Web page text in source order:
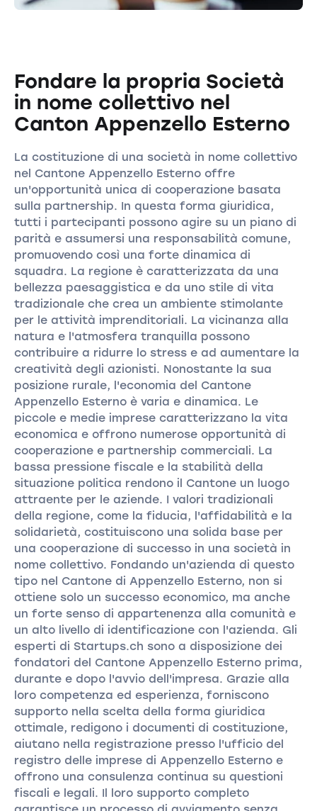
Fondare la propria Società
in nome collettivo nel
Canton Appenzello Esterno
La costituzione di una società in nome collettivo
nel Cantone Appenzello Esterno offre
un'opportunità unica di cooperazione basata
sulla partnership. In questa forma giuridica,
tutti i partecipanti possono agire su un piano di
parità e assumersi una responsabilità comune,
promuovendo così una forte dinamica di
squadra. La regione è caratterizzata da una
bellezza paesaggistica e da uno stile di vita
tradizionale che crea un ambiente stimolante
per le attività imprenditoriali. La vicinanza alla
natura e l'atmosfera tranquilla possono
contribuire a ridurre lo stress e ad aumentare la
creatività degli azionisti. Nonostante la sua
posizione rurale, l'economia del Cantone
Appenzello Esterno è varia e dinamica. Le
piccole e medie imprese caratterizzano la vita
economica e offrono numerose opportunità di
cooperazione e partnership commerciali. La
bassa pressione fiscale e la stabilità della
situazione politica rendono il Cantone un luogo
attraente per le aziende. I valori tradizionali
della regione, come la fiducia, l'affidabilità e la
solidarietà, costituiscono una solida base per
una cooperazione di successo in una società in
nome collettivo. Fondando un'azienda di questo
tipo nel Cantone di Appenzello Esterno, non si
ottiene solo un successo economico, ma anche
un forte senso di appartenenza alla comunità e
un alto livello di identificazione con l'azienda. Gli
esperti di Startups.ch sono a disposizione dei
fondatori del Cantone Appenzello Esterno prima,
durante e dopo l'avvio dell'impresa. Grazie alla
loro competenza ed esperienza, forniscono
supporto nella scelta della forma giuridica
ottimale, redigono i documenti di costituzione,
aiutano nella registrazione presso l'ufficio del
registro delle imprese di Appenzello Esterno e
offrono una consulenza continua su questioni
fiscali e legali. Il loro supporto completo